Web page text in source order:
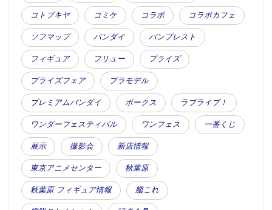
コトブキヤ コミケ コラボ コラボカフェ
ソフマップ バンダイ バンプレスト
フィギュア フリュー プライズ
プライズフェア プラモデル
プレミアムバンダイ ボークス ラブライブ！
ワンダーフェスティバル ワンフェス 一番くじ
展示 撮影会 新店情報
東京アニメセンター 秋葉原
秋葉原 フィギュア情報 艦これ